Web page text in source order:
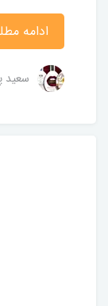
ادامه
سعید